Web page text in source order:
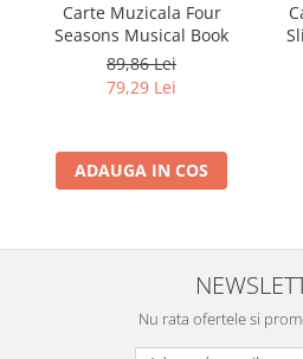
Carte Muzicala Four
Seasons Musical Book
89,86 Lei
79,29 Lei
ADAUGA IN COS
Nu rata ofertele si